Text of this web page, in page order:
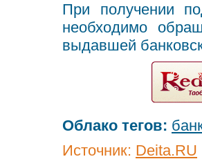
При получении
необходимо
выдавшей
Облако тегов:
Источник: Deita.RU